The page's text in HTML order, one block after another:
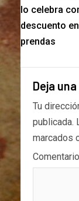
lo celebra
descuento
prendas
Deja
Tu
publicada.
marcados
Comentario